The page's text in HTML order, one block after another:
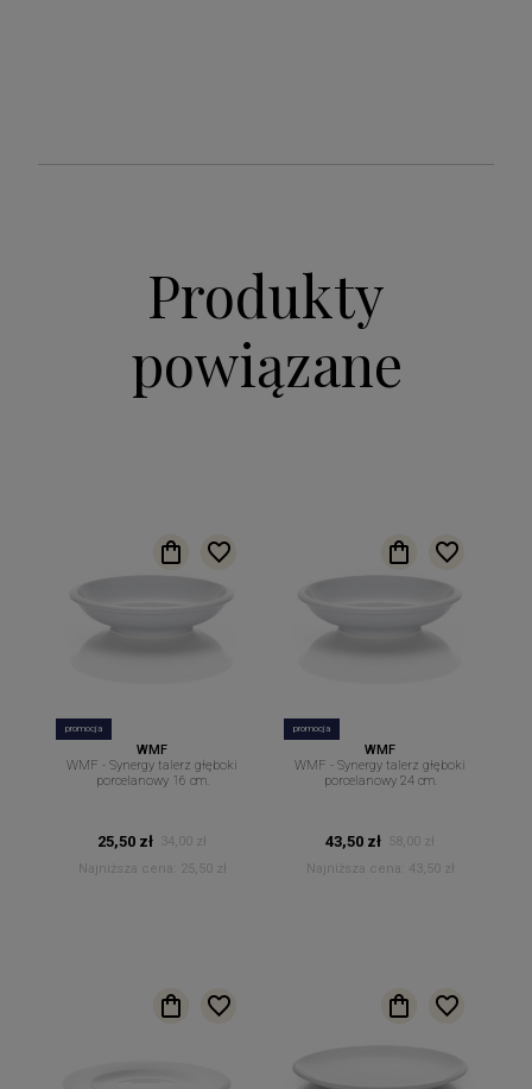
Produkty
powiązane
promocja
WMF
WMF - Synergy talerz głęboki
porcelanowy 16 cm.
25,50 zł
34,00 zł
Najniższa cena:
25,50 zł
promocja
WMF
WMF - Synergy talerz głęboki
porcelanowy 24 cm.
43,50 zł
58,00 zł
Najniższa cena:
43,50 zł